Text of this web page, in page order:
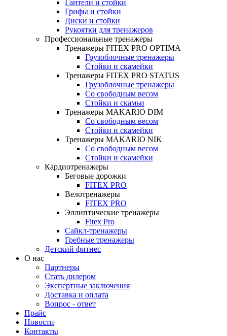
Гантели и стойки
Грифы и стойки
Диски и стойки
Рукоятки для тренажеров
Профессиональные тренажеры
Тренажеры FITEX PRO OPTIMA
Грузоблочные тренажеры
Стойки и скамейки
Тренажеры FITEX PRO STATUS
Грузоблочные тренажеры
Со свободным весом
Стойки и скамьи
Тренажеры MAKARIO DIM
Со свободным весом
Стойки и скамейки
Тренажеры MAKARIO NIK
Со свободным весом
Стойки и скамейки
Кардиотренажеры
Беговые дорожки
FITEX PRO
Велотренажеры
FITEX PRO
Эллиптические тренажеры
Fitex Pro
Сайкл-тренажеры
Гребные тренажеры
Детский фитнес
О нас
Партнеры
Стать дилером
Экспертные заключения
Доставка и оплата
Вопрос - ответ
Прайс
Новости
Контакты